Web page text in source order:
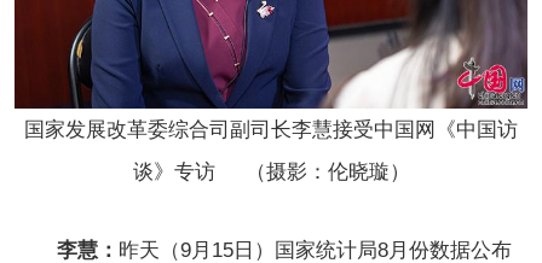
国家发展改革委综合司副司长李慧接受中国网《中国访
谈》专访 （摄影：伦晓璇）
李慧： 昨天（9月15日）国家统计局8月份数据公布